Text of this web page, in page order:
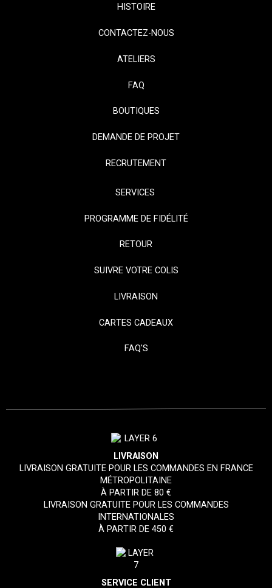
HISTOIRE
CONTACTEZ-NOUS
ATELIERS
FAQ
BOUTIQUES
DEMANDE DE PROJET
RECRUTEMENT
SERVICES
PROGRAMME DE FIDÉLITÉ
RETOUR
SUIVRE VOTRE COLIS
LIVRAISON
CARTES CADEAUX
FAQ'S
LIVRAISON
LIVRAISON GRATUITE POUR LES COMMANDES EN FRANCE
MÉTROPOLITAINE
À PARTIR DE 80 €
LIVRAISON GRATUITE POUR LES COMMANDES
INTERNATIONALES
À PARTIR DE 450 €
SERVICE CLIENT